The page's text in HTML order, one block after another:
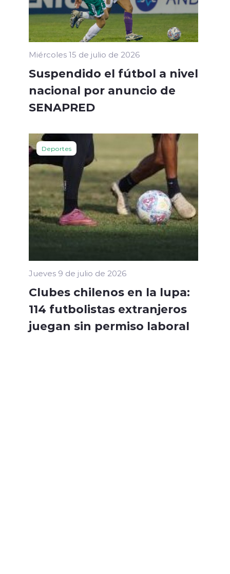
Miércoles 15 de julio de 2026
Suspendido el fútbol a nivel
nacional por anuncio de
SENAPRED
Deportes
Jueves 9 de julio de 2026
Clubes chilenos en la lupa:
114 futbolistas extranjeros
juegan sin permiso laboral